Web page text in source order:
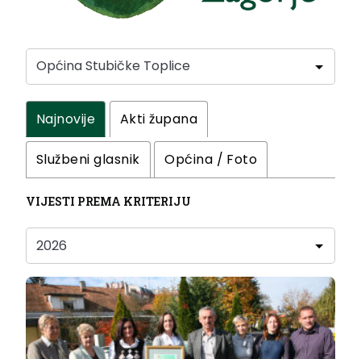
Najnovije Akti župana
Službeni glasnik Općina / Foto
VIJESTI PREMA KRITERIJU